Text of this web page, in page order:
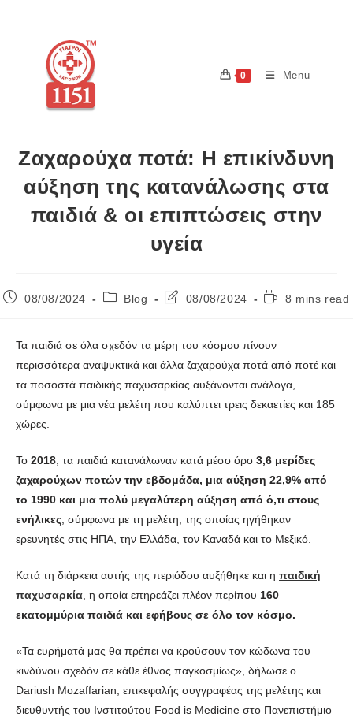
0 Menu
Ζαχαρούχα ποτά: Η επικίνδυνη
αύξηση της κατανάλωσης στα
παιδιά & οι επιπτώσεις στην
υγεία
08/08/2024 Blog 08/08/2024 8 mins read
Τα παιδιά σε όλα σχεδόν τα μέρη του κόσμου πίνουν
περισσότερα αναψυκτικά και άλλα ζαχαρούχα ποτά από ποτέ και
τα ποσοστά παιδικής παχυσαρκίας αυξάνονται ανάλογα,
σύμφωνα με μια νέα μελέτη που καλύπτει τρεις δεκαετίες και 185
χώρες.
Το 2018 , τα παιδιά κατανάλωναν κατά μέσο όρο 3,6 μερίδες
ζαχαρούχων ποτών την εβδομάδα, μια αύξηση 22,9% από
το 1990 και μια πολύ μεγαλύτερη αύξηση από ό,τι στους
ενήλικες , σύμφωνα με τη μελέτη, της οποίας ηγήθηκαν
ερευνητές στις ΗΠΑ, την Ελλάδα, τον Καναδά και το Μεξικό.
Κατά τη διάρκεια αυτής της περιόδου αυξήθηκε και η παιδική
παχυσαρκία , η οποία επηρεάζει πλέον περίπου 160
εκατομμύρια παιδιά και εφήβους σε όλο τον κόσμο.
«Τα ευρήματά μας θα πρέπει να κρούσουν τον κώδωνα του
κινδύνου σχεδόν σε κάθε έθνος παγκοσμίως», δήλωσε ο
Dariush Mozaffarian, επικεφαλής συγγραφέας της μελέτης και
διευθυντής του Ινστιτούτου Food is Medicine στο Πανεπιστήμιο